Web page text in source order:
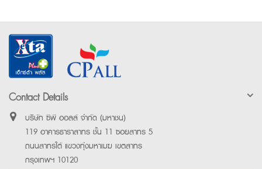
Contact Details
บริษัท ซีพี ออลล์ จำกัด (มหาชน)
119 อาคารธาราสาทร ชั้น 11 ซอยสาทร 5
ถนนสาทรใต้ แขวงทุ่งมหาเมฆ เขตสาทร
กรุงเทพฯ 10120